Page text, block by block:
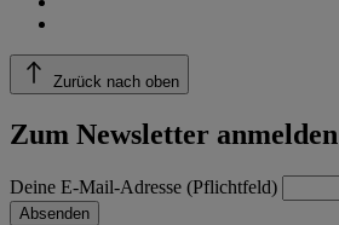
Zurück nach oben
Zum Newsletter anmelden
Deine E-Mail-Adresse (Pflichtfeld)
Absenden